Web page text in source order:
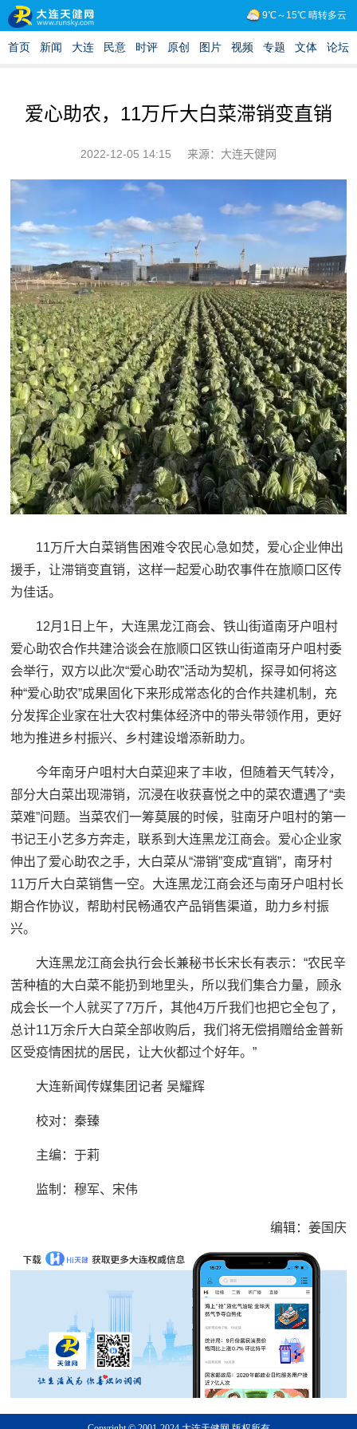
爱心助农，11万斤大白菜滞销变直销
2022-12-05 14:15 来源：大连天健网
11万斤大白菜销售困难令农民心急如焚，爱心企业伸出
援手，让滞销变直销，这样一起爱心助农事件在旅顺口区传
为佳话。
12月1日上午，大连黑龙江商会、铁山街道南牙户咀村
爱心助农合作共建洽谈会在旅顺口区铁山街道南牙户咀村委
会举行，双方以此次“爱心助农”活动为契机，探寻如何将这
种“爱心助农”成果固化下来形成常态化的合作共建机制，充
分发挥企业家在壮大农村集体经济中的带头带领作用，更好
地为推进乡村振兴、乡村建设增添新助力。
今年南牙户咀村大白菜迎来了丰收，但随着天气转冷，
部分大白菜出现滞销，沉浸在收获喜悦之中的菜农遭遇了“卖
菜难”问题。当菜农们一筹莫展的时候，驻南牙户咀村的第一
书记王小艺多方奔走，联系到大连黑龙江商会。爱心企业家
伸出了爱心助农之手，大白菜从“滞销”变成“直销”，南牙村
11万斤大白菜销售一空。大连黑龙江商会还与南牙户咀村长
期合作协议，帮助村民畅通农产品销售渠道，助力乡村振
兴。
大连黑龙江商会执行会长兼秘书长宋长有表示：“农民辛
苦种植的大白菜不能扔到地里头，所以我们集合力量，顾永
成会长一个人就买了7万斤，其他4万斤我们也把它全包了，
总计11万余斤大白菜全部收购后，我们将无偿捐赠给金普新
区受疫情困扰的居民，让大伙都过个好年。”
大连新闻传媒集团记者 吴耀辉
校对：秦臻
主编：于莉‍‍‍
监制：穆军、宋伟
编辑：姜国庆